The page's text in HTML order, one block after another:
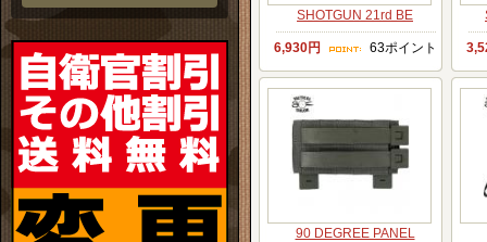
SHOTGUN 21rd BE
6,930円 63ポイント
90 DEGREE PANEL